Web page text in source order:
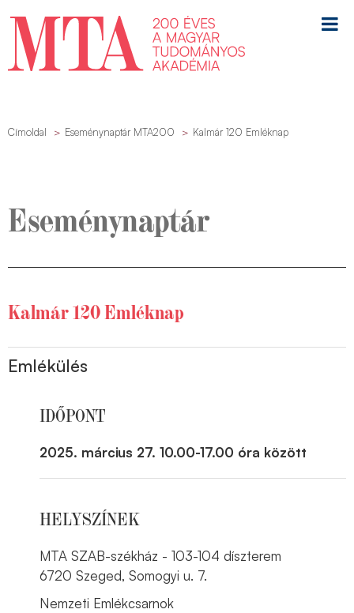
Címoldal Eseménynaptár MTA200 Kalmár 120 Emléknap
Eseménynaptár
Kalmár 120 Emléknap
Emlékülés
IDŐPONT
2025. március 27. 10.00-17.00 óra között
HELYSZÍNEK
MTA SZAB-székház - 103-104 díszterem
6720 Szeged, Somogyi u. 7.
Nemzeti Emlékcsarnok